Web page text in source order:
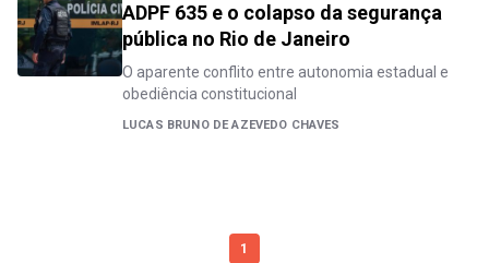
ADPF 635 e o colapso da segurança
pública no Rio de Janeiro
O aparente conflito entre autonomia estadual e
obediência constitucional
LUCAS BRUNO DE AZEVEDO CHAVES
1